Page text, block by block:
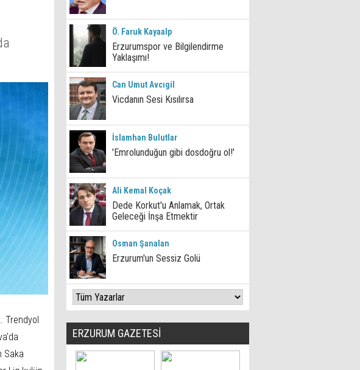
Trendyol
Saka
Ö. Faruk Kayaalp
Erzurumspor ve Bilgilendirme
Yaklaşımı!
Can Umut Avcıgil
Vicdanın Sesi Kısılırsa
İslamhan Bulutlar
'Emrolunduğun gibi dosdoğru ol!'
Ali Kemal Koçak
Dede Korkut'u Anlamak, Ortak
Geleceği İnşa Etmektir
Osman Şanalan
Erzurum'un Sessiz Golü
ERZURUM GAZETESİ